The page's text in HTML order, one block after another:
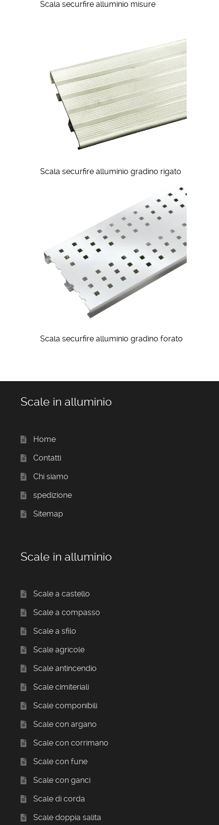
Scala securfire alluminio misure
Scala securfire alluminio gradino rigato
Scala securfire alluminio gradino forato
Scale in alluminio
Home
Contatti
Chi siamo
spedizione
Sitemap
Scale in alluminio
Scale a castello
Scale a compasso
Scale a sfilo
Scale agricole
Scale antincendio
Scale cimiteriali
Scale componibili
Scale con argano
Scale con corrimano
Scale con fune
Scale con ganci
Scale di corda
Scale doppia salita